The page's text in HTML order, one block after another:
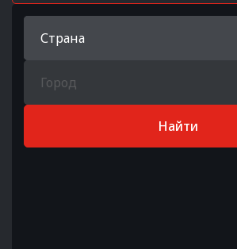
Страна
Город
Найти